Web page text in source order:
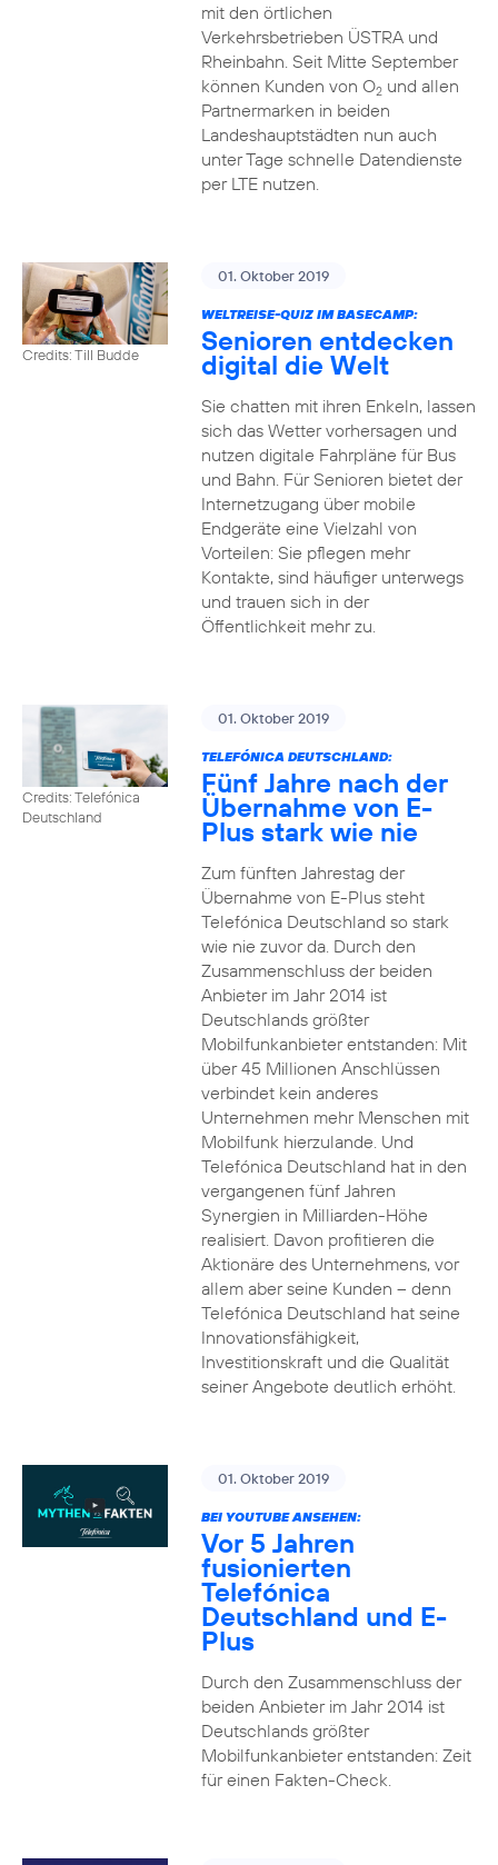
mit den örtlichen
Verkehrsbetrieben ÜSTRA und
Rheinbahn. Seit Mitte September
können Kunden von O2und allen
Partnermarken in beiden
Landeshauptstädten nun auch
unter Tage schnelle Datendienste
per LTE nutzen.
Credits: Till Budde
01. Oktober 2019
WELTREISE-QUIZ IM BASECAMP:
Senioren entdecken
digital die Welt
Sie chatten mit ihren Enkeln, lassen
sich das Wetter vorhersagen und
nutzen digitale Fahrpläne für Bus
und Bahn. Für Senioren bietet der
Internetzugang über mobile
Endgeräte eine Vielzahl von
Vorteilen: Sie pflegen mehr
Kontakte, sind häufiger unterwegs
und trauen sich in der
Öffentlichkeit mehr zu.
Credits: Telefónica
Deutschland
01. Oktober 2019
TELEFÓNICA DEUTSCHLAND:
Fünf Jahre nach der
Übernahme von E-
Plus stark wie nie
Zum fünften Jahrestag der
Übernahme von E-Plus steht
Telefónica Deutschland so stark
wie nie zuvor da. Durch den
Zusammenschluss der beiden
Anbieter im Jahr 2014 ist
Deutschlands größter
Mobilfunkanbieter entstanden: Mit
über 45 Millionen Anschlüssen
verbindet kein anderes
Unternehmen mehr Menschen mit
Mobilfunk hierzulande. Und
Telefónica Deutschland hat in den
vergangenen fünf Jahren
Synergien in Milliarden-Höhe
realisiert. Davon profitieren die
Aktionäre des Unternehmens, vor
allem aber seine Kunden – denn
Telefónica Deutschland hat seine
Innovationsfähigkeit,
Investitionskraft und die Qualität
seiner Angebote deutlich erhöht.
01. Oktober 2019
BEI YOUTUBE ANSEHEN:
Vor 5 Jahren
fusionierten
Telefónica
Deutschland und E-
Plus
Durch den Zusammenschluss der
beiden Anbieter im Jahr 2014 ist
Deutschlands größter
Mobilfunkanbieter entstanden: Zeit
für einen Fakten-Check.